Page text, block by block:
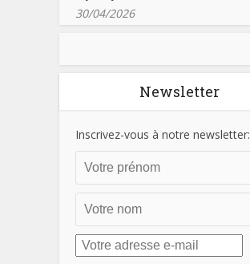
30/04/2026
Newsletter
Inscrivez-vous à notre newsletter: